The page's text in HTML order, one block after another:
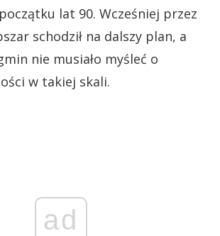
lat 90. Wcześniej przez
schodził na dalszy plan, a
nie musiało myśleć o
w takiej skali.
ad